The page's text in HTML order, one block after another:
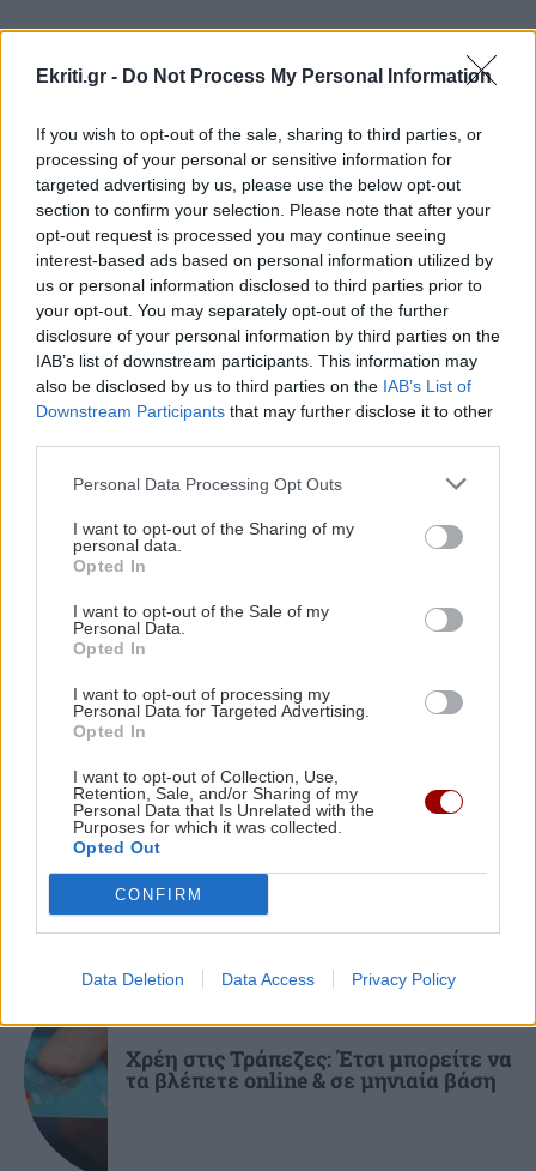
Ekriti.gr - Do Not Process My Personal Information
If you wish to opt-out of the sale, sharing to third parties, or
processing of your personal or sensitive information for
targeted advertising by us, please use the below opt-out
section to confirm your selection. Please note that after your
opt-out request is processed you may continue seeing
interest-based ads based on personal information utilized by
us or personal information disclosed to third parties prior to
your opt-out. You may separately opt-out of the further
disclosure of your personal information by third parties on the
IAB’s list of downstream participants. This information may
also be disclosed by us to third parties on the IAB’s List of
Downstream Participants that may further disclose it to other
Personal Data Processing Opt Outs
I want to opt-out of the Sharing of my
personal data.
Opted In
I want to opt-out of the Sale of my
Personal Data.
Opted In
I want to opt-out of processing my
Personal Data for Targeted Advertising.
Opted In
I want to opt-out of Collection, Use,
Retention, Sale, and/or Sharing of my
Personal Data that Is Unrelated with the
Purposes for which it was collected.
Opted Out
CONFIRM
Data Deletion Data Access Privacy Policy
21:13
ΚΟΣΜΟΣ
Πόλεμος Ρωσίας-Ουκρανίας: Η Ρωσία
κατέρριψε 1.155 Ουκρανικά drones, το
τελευταίο 24ωρο
21:00
GOSSIP - LIFESTYLE
Κώστας Σαμαράς: Η οικογενειακή
φωτογραφία με την αδελφή του για τον ένα
χρόνο από τον θάνατό της
20:53
ΚΡΗΤΗ
Δήμος Μαλεβιζίου: Στον Μάραθο η θεατρική
παράσταση "Ο Μίδας έχει αυτιά γαϊδάρου
20:40
ΚΡΗΤΗ
Χανιά: Εργασία για πολίτες τρίτων χωρών –
Ενημερωτική δράση στο Εργατικό Κέντρο
20:36
ΚΡΗΤΗ
Ηράκλειο: Κυκλοφοριακές ρυθμίσεις έξι
μηνών στον ΒΟΑΚ – Σε ποιο τμήμα θα γίνονται
τα έργα
20:32
BUSINESS
CrediaBank: Ισχυρή κερδοφορία στα
οικονομικά αποτελέσματα Α' εξαμήνου 2026
ΠΕΡΙΣΣΟΤΕΡΑ
ΕΛΛΑΔΑ
Το τέλος μιας εποχής για το Allou! Fun
Park - Η περιοχή γυρίζει σελίδα
ΟΦΗ: Πολύ κοντά στην απόκτηση του
Σαναμπρία
Η ζέστη και ο καπνός από πυρκαγιές
θέτουν σε κίνδυνο τον αέρα σε
εσωτερικούς χώρους, σύμφωνα με
μελέτη
Χρέη στις Τράπεζες: Έτσι μπορείτε να
τα βλέπετε online & σε μηνιαία βάση